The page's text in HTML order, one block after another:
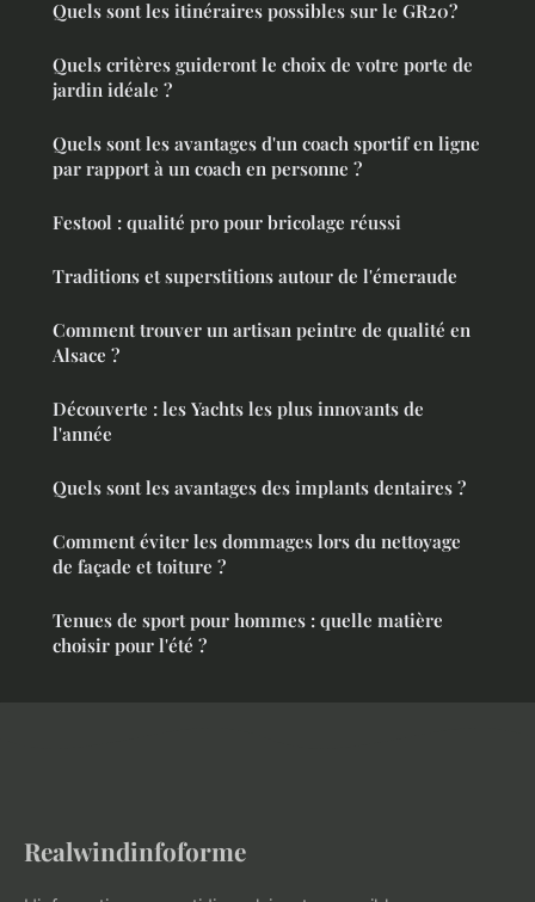
Quels sont les itinéraires possibles sur le GR20?
Quels critères guideront le choix de votre porte de
jardin idéale ?
Quels sont les avantages d'un coach sportif en ligne
par rapport à un coach en personne ?
Festool : qualité pro pour bricolage réussi
Traditions et superstitions autour de l'émeraude
Comment trouver un artisan peintre de qualité en
Alsace ?
Découverte : les Yachts les plus innovants de
l'année
Quels sont les avantages des implants dentaires ?
Comment éviter les dommages lors du nettoyage
de façade et toiture ?
Tenues de sport pour hommes : quelle matière
choisir pour l'été ?
Realwindinfoforme